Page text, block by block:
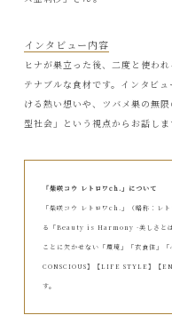
インタビュー内容
ヒナが巣立った後、二度と使わ
テナブルな食材です。インタビ
ける熱い想いや、ツバメ巣の無
型社会」という視点からお話しま
「柴咲コウ レトロワch.」について
「柴咲コウ レトロワch.」（略称：レ
る「Beauty is Harmony -美しさとは
ことに欠かせない「環境」「衣食住」
CONSCIOUS】【LIFE STYLE】【
す。